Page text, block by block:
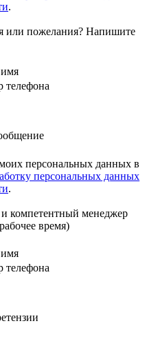
.
или пожелания? Напишите
телефона
персональных данных в
персональных данных
.
компетентный менеджер
время)
телефона